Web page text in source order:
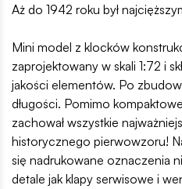
Aż do 1942 roku był
Mini model z klocków
zaprojektowany w skali 1:72 i
jakości elementów. Po
długości. Pomimo
zachował wszystkie
historycznego pierwowzoru!
się nadrukowane oznaczenia
detale jak klapy serwisowe i